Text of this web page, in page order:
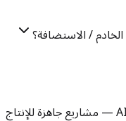
AI + Automation + Human Engineers — مشاريع جاهزة للإنتاج